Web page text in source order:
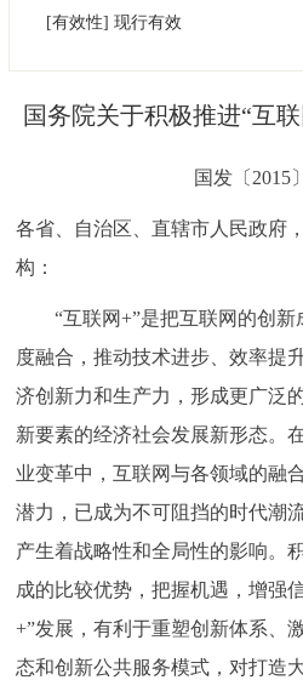
政务公开
市领导 机构职
个人服务 法人服务
便民服务 利企服
中介服务 阳光政
政民互动
12345网上接诉即办 我
[有效性] 现行有效
国务院关于积极推进“互
国发〔2015
各省、自治区、直辖市人民政府
构：
“互联网+”是把互联网的创新
度融合，推动技术进步、效率提
济创新力和生产力，形成更广泛
新要素的经济社会发展新形态。
业变革中，互联网与各领域的融
潜力，已成为不可阻挡的时代潮
产生着战略性和全局性的影响。
成的比较优势，把握机遇，增强
+”发展，有利于重塑创新体系、
态和创新公共服务模式，对打造